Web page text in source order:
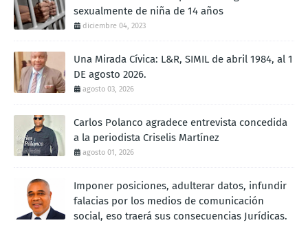
sexualmente de niña de 14 años
diciembre 04, 2023
Una Mirada Cívica: L&R, SIMIL de abril 1984, al 1
DE agosto 2026.
agosto 03, 2026
Carlos Polanco agradece entrevista concedida
a la periodista Criselis Martínez
agosto 01, 2026
Imponer posiciones, adulterar datos, infundir
falacias por los medios de comunicación
social, eso traerá sus consecuencias Jurídicas.